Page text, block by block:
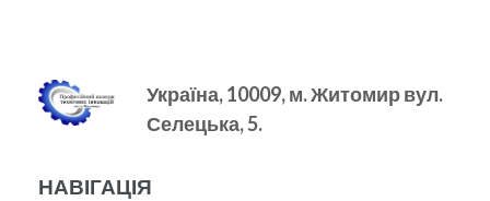
Україна, 10009, м.Житомир вул.
Селецька, 5.
НАВІГАЦІЯ